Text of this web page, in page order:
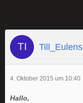
4. Oktober 2015 um 10:40
Hallo,